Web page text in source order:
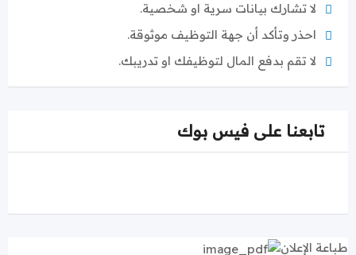
لا تشارك بيانات سرية او شخصية.
احذر وتأكد أن جهة التوظيف موثوقة.
لا تقم بدفع المال لتوظيفك او تدريبك.
تابعنا على فيس بوك
طباعة الإعلان